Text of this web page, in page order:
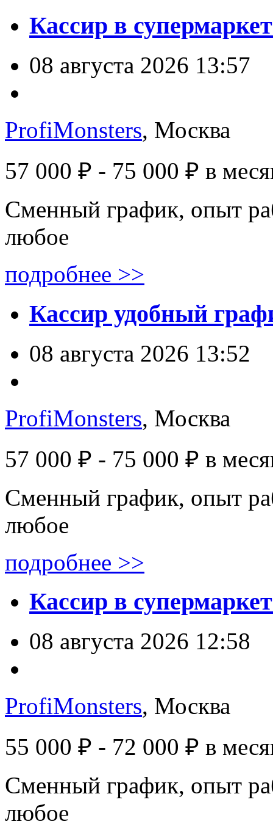
Кассир в
08 августа 2026 13:57
ProfiMonsters, Москва
57 000 ₽ - 75 000 ₽ в
Сменный график, опыт
любое
подробнее >>
Кассир удобный
08 августа 2026 13:52
ProfiMonsters, Москва
57 000 ₽ - 75 000 ₽ в
Сменный график, опыт
любое
подробнее >>
Кассир в
08 августа 2026 12:58
ProfiMonsters, Москва
55 000 ₽ - 72 000 ₽ в
Сменный график, опыт
любое